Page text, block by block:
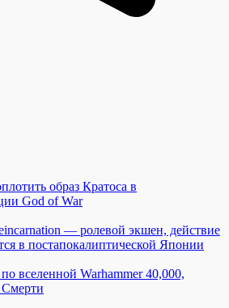
образ Кратоса в
God of War
— ролевой экшен, действие
в постапокалиптической Японии
вселенной Warhammer 40,000,